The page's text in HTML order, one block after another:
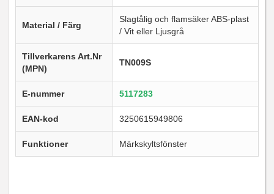
Material / Färg
Slagtålig och flamsäker ABS-plast
/ Vit eller Ljusgrå
Tillverkarens Art.Nr
(MPN)
TN009S
E-nummer 5117283
EAN-kod 3250615949806
Funktioner Märkskyltsfönster